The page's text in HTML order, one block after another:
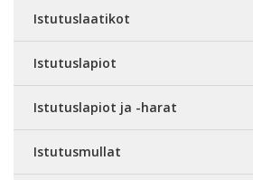
Istutuslaatikot
Istutuslapiot
Istutuslapiot ja -harat
Istutusmullat